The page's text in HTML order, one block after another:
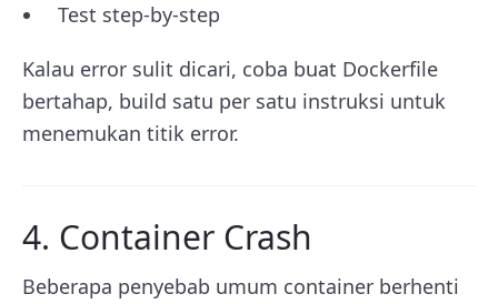
Test step-by-step
Kalau error sulit dicari, coba buat Dockerfile
bertahap, build satu per satu instruksi untuk
menemukan titik error.
4. Container Crash
Beberapa penyebab umum container berhenti